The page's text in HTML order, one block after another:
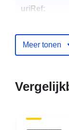
uriRef:
Meer tonen